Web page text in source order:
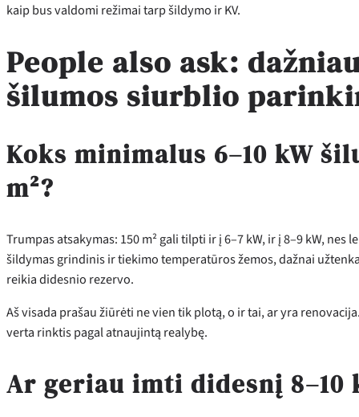
kaip bus valdomi režimai tarp šildymo ir KV.
People also ask:
šilumos siurblio
Koks minimalus 6–10 kW
m²?
Trumpas atsakymas: 150 m² gali tilpti ir į 6–7 kW, ir į 8–9 kW,
šildymas grindinis ir tiekimo temperatūros žemos, dažnai
reikia didesnio rezervo.
Aš visada prašau žiūrėti ne vien tik plotą, o ir tai, ar yra
verta rinktis pagal atnaujintą realybę.
Ar geriau imti didesnį 8–10